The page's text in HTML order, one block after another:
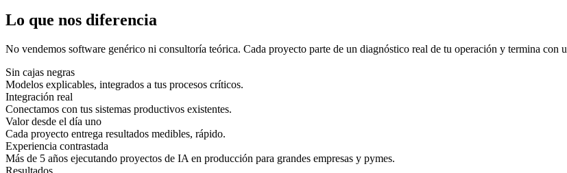
Lo que nos diferencia
No vendemos software genérico ni consultoría teórica. Cada proyecto parte de un diagnóstico real de tu operación y termina con
Sin cajas negras
Modelos explicables, integrados a tus procesos críticos.
Integración real
Conectamos con tus sistemas productivos existentes.
Valor desde el día uno
Cada proyecto entrega resultados medibles, rápido.
Experiencia contrastada
Más de 5 años ejecutando proyectos de IA en producción para grandes empresas y pymes.